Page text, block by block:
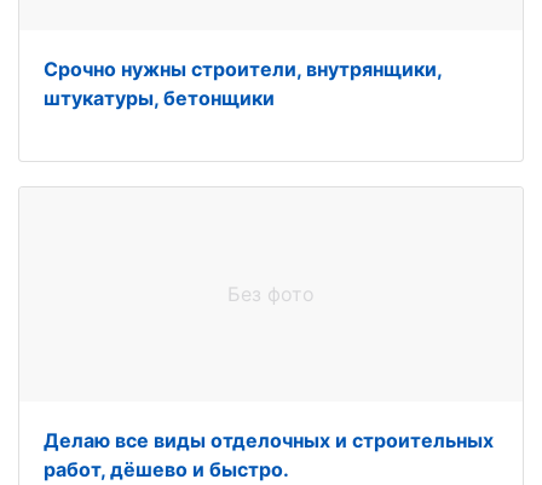
Срочно нужны строители, внутрянщики,
штукатуры, бетонщики
Без фото
Делаю все виды отделочных и строительных
работ, дёшево и быстро.